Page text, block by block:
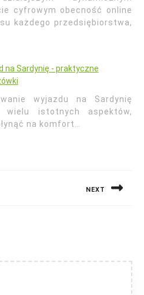
cyfrowym obecność online
każdego przedsiębiorstwa,
na Sardynię - praktyczne
wyjazdu na Sardynię
wielu istotnych aspektów,
na komfort…
NEXT